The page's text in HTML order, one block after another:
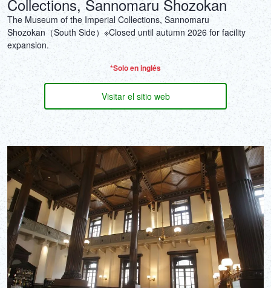
Collections, Sannomaru Shozokan
The Museum of the Imperial Collections, Sannomaru
Shozokan（South Side）‎※Closed until autumn 2026 for facility
expansion.
*Solo en inglés
Visitar el sitio web